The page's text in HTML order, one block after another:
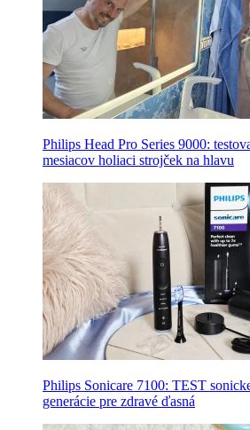
Philips Head Pro Series 9000:
mesiacov holiaci strojček na hlavu
Philips Sonicare 7100: TEST
generácie pre zdravé ďasná